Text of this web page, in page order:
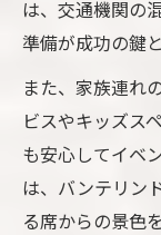
は、交通機関の
準備が成功の鍵
また、家族連れ
ビスやキッズス
も安心してイベ
は、バンテリン
る席からの景色